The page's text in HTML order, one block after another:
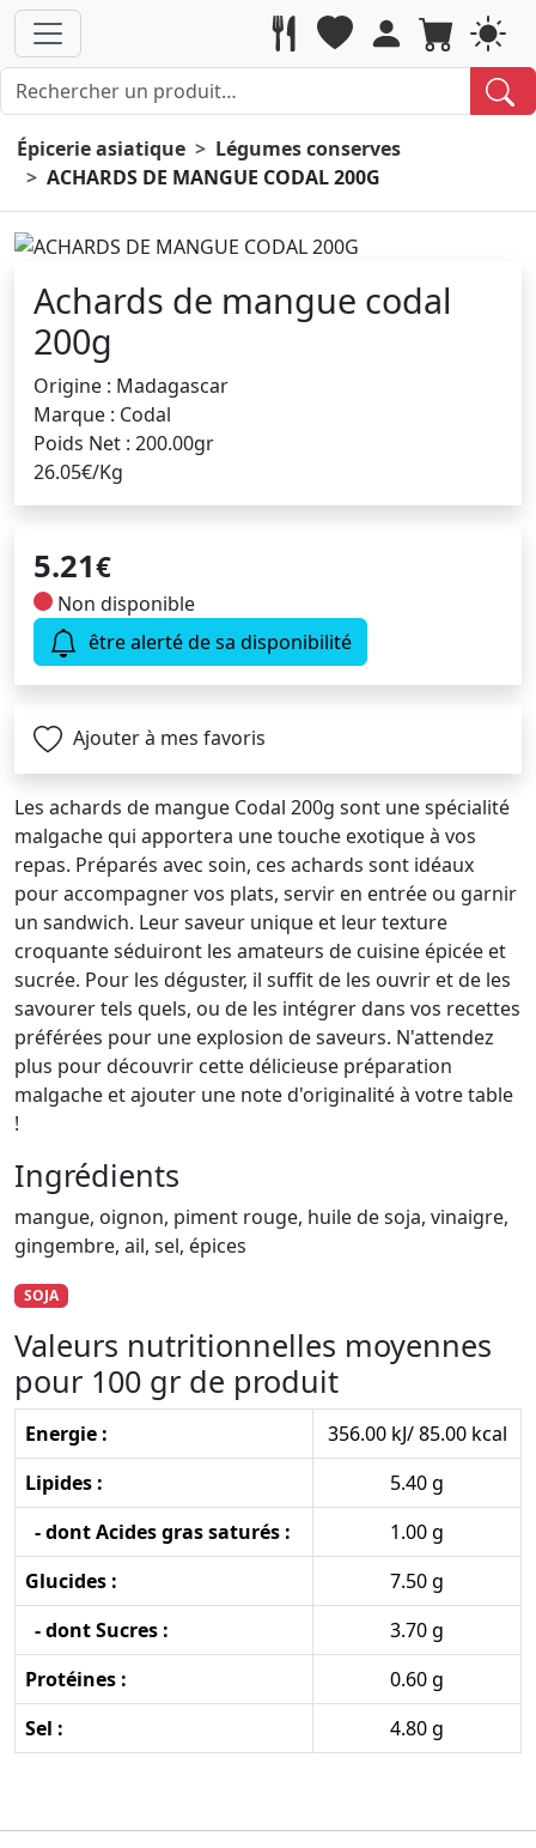
Épicerie asiatique
Légumes conserves
ACHARDS DE MANGUE CODAL 200G
Achards de mangue codal
200g
Origine : Madagascar
Marque : Codal
Poids Net : 200.00gr
26.05€/Kg
5.21€
Non disponible
être alerté de sa disponibilité
Ajouter à mes favoris
Les achards de mangue Codal 200g sont une spécialité
malgache qui apportera une touche exotique à vos
repas. Préparés avec soin, ces achards sont idéaux
pour accompagner vos plats, servir en entrée ou garnir
un sandwich. Leur saveur unique et leur texture
croquante séduiront les amateurs de cuisine épicée et
sucrée. Pour les déguster, il suffit de les ouvrir et de les
savourer tels quels, ou de les intégrer dans vos recettes
préférées pour une explosion de saveurs. N'attendez
plus pour découvrir cette délicieuse préparation
malgache et ajouter une note d'originalité à votre table
!
Ingrédients
mangue, oignon, piment rouge, huile de soja, vinaigre,
gingembre, ail, sel, épices
SOJA
Valeurs nutritionnelles moyennes
pour 100 gr de produit
Energie :
356.00 kJ/ 85.00 kcal
Lipides :
5.40 g
- dont Acides gras saturés :
1.00 g
Glucides :
7.50 g
- dont Sucres :
3.70 g
Protéines :
0.60 g
Sel :
4.80 g